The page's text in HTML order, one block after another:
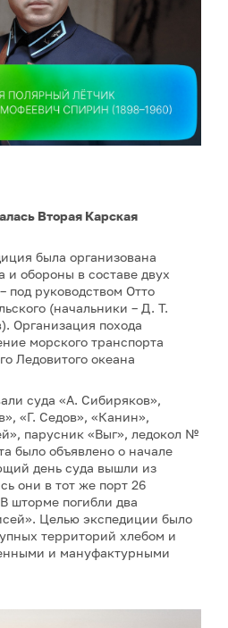
Вторая Карская
была организована
и обороны в составе двух
под руководством Отто
(начальники – Д. Т.
Организация похода
морского транспорта
Ледовитого океана
суда «А. Сибиряков»,
«Г. Седов», «Канин»,
парусник «Выг», ледокол №
было объявлено о начале
день суда вышли из
они в тот же порт 26
шторме погибли два
Целью экспедиции было
территорий хлебом и
и мануфактурными